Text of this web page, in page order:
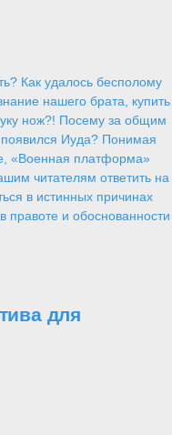
Как удалось бесполому
нашего брата, купить
нож?! Посему за общим
Иуда? Понимая
«Военная платформа»
читателям ответить на
в истинных причинах
правоте и обоснованности
для